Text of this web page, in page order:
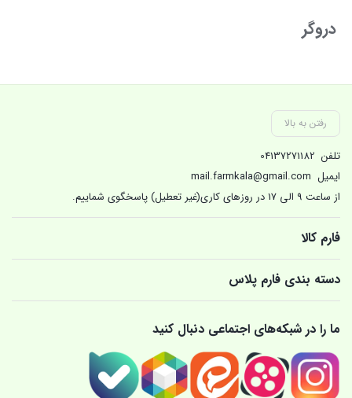
دروگر
رفتن به بالا
تلفن 04137271182
ایمیل mail.farmkala@gmail.com
از ساعت 9 الی 17 در روزهای کاری(غیر تعطیل) پاسخگوی شماییم.
فارم کالا
دسته بندی فارم پلاس
ما را در شبکه‌های اجتماعی دنبال کنید